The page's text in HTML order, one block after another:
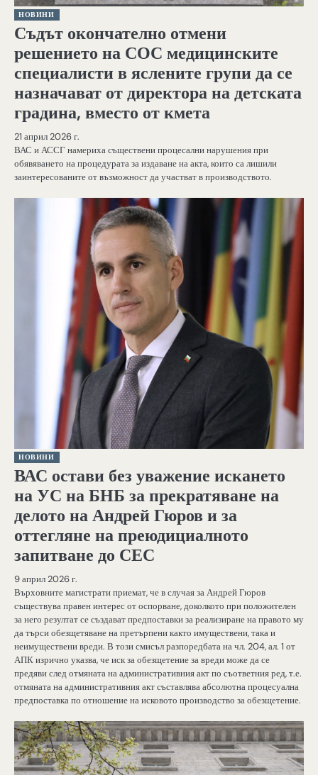
НОВИНИ
Съдът окончателно отмени
решението на СОС медицинските
специалисти в яслените групи да се
назначават от директора на детската
градина, вместо от кмета
21 април 2026 г.
ВАС и АССГ намериха съществени процесални нарушения при
обявяването на процедурата за издаване на акта, които са лишили
заинтересованите от възможност да участват в производството.
НОВИНИ
ВАС остави без уважение искането
на УС на БНБ за прекратяване на
делото на Андрей Гюров и за
оттегляне на преюдициалното
запитване до СЕС
9 април 2026 г.
Върховните магистрати приемат, че в случая за Андрей Гюров
съществува правен интерес от оспорване, доколкото при положителен
за него резултат се създават предпоставки за реализиране на правото му
да търси обезщетяване на претърпени както имуществени, така и
неимуществени вреди. В този смисъл разпоредбата на чл. 204, ал. 1 от
АПК изрично указва, че иск за обезщетение за вреди може да се
предяви след отмяната на административния акт по съответния ред, т.е.
отмяната на административния акт съставлява абсолютна процесуална
предпоставка по отношение на исковото производство за обезщетение.